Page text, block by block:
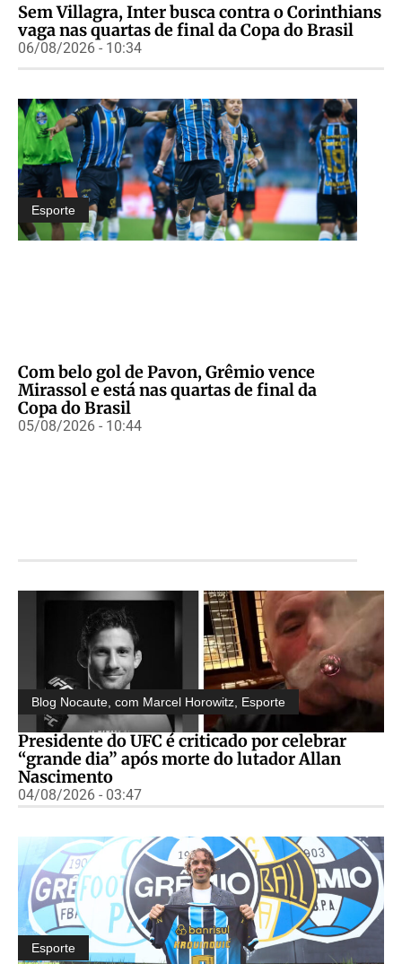
Sem Villagra, Inter busca contra o Corinthians
vaga nas quartas de final da Copa do Brasil
06/08/2026 - 10:34
Esporte
Com belo gol de Pavon, Grêmio vence
Mirassol e está nas quartas de final da
Copa do Brasil
05/08/2026 - 10:44
Blog Nocaute, com Marcel Horowitz Esporte
Presidente do UFC é criticado por celebrar
“grande dia” após morte do lutador Allan
Nascimento
04/08/2026 - 03:47
Esporte